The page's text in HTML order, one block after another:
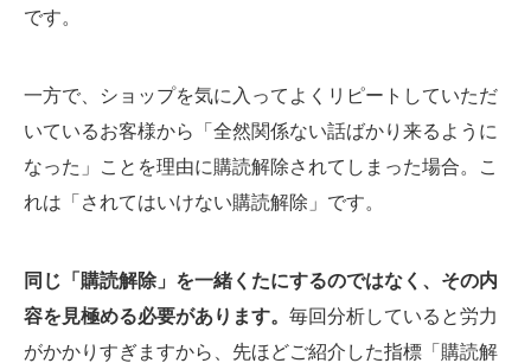
です。
一方で、ショップを気に入ってよくリピートしていただ
いているお客様から「全然関係ない話ばかり来るように
なった」ことを理由に購読解除されてしまった場合。こ
れは「されてはいけない購読解除」です。
同じ「購読解除」を一緒くたにするのではなく、その内
容を見極める必要があります。 毎回分析していると労力
がかかりすぎますから、先ほどご紹介した指標「購読解